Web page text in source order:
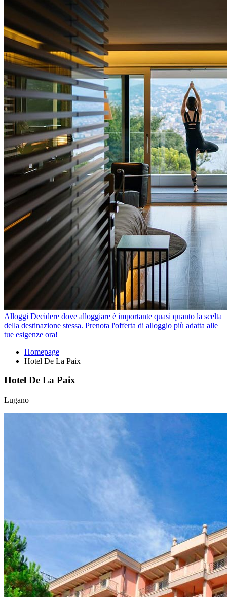
Alloggi Decidere dove alloggiare è importante quasi quanto la scelta
della destinazione stessa. Prenota l'offerta di alloggio più adatta alle
tue esigenze ora!
Homepage
Hotel De La Paix
Hotel De La Paix
Lugano